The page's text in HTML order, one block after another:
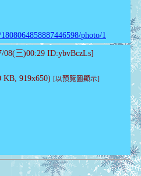
photo/1
08(三)00:29 ID:ybvBczLs]
KB, 919x650) [以預覽圖顯示]